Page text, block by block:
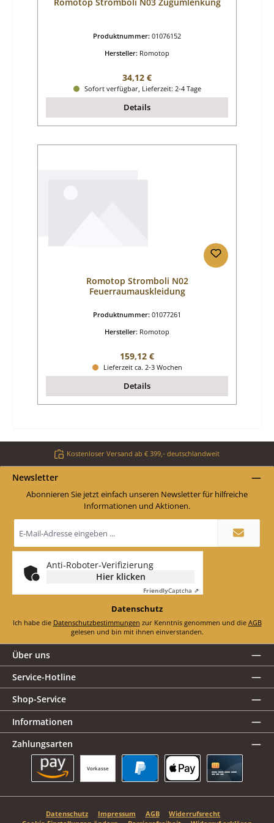
Produktnummer: 01076152
Hersteller: Romotop
Regulärer Preis:
34,12 €
Sofort verfügbar, Lieferzeit: 2-4 Tage
Details
Romotop Stromboli N02
Feuerraumauskleidung
Produktnummer: 01077261
Hersteller: Romotop
Regulärer Preis:
159,12 €
Lieferzeit ca. 2-3 Wochen
Details
Kostenloser Versand ab € 399,- deutschlandweit
Newsletter
Abonnieren Sie jetzt einfach unseren Newsletter für hilfreiche
Informationen und Aktionen.
Mail-
Adresse
*
Anti-Roboter-Verifizierung
Hier klicken
FriendlyCaptcha ⇗
Datenschutz
Ich habe die Datenschutzbestimmungen zur Kenntnis genommen und die AGB
gelesen und bin mit ihnen einverstanden.
Über uns
Service-Hotline
Shop-Service
Informationen
Zahlungsarten
Vorkasse
Datenschutz Impressum AGB
Widerrufsrecht